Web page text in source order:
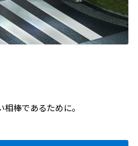
棒であるために。